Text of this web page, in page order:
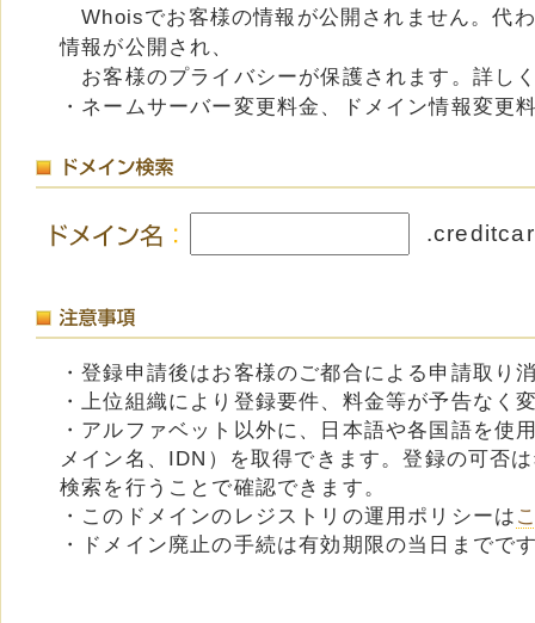
Whoisでお客様の情報が公開されません。代
情報が公開され、
お客様のプライバシーが保護されます。詳し
・ネームサーバー変更料金、ドメイン情報変更
・登録申請後はお客様のご都合による申請取り
・上位組織により登録要件、料金等が予告なく
・アルファベット以外に、日本語や各国語を使
メイン名、IDN）を取得できます。登録の可否
検索を行うことで確認できます。
・このドメインのレジストリの運用ポリシーは
・ドメイン廃止の手続は有効期限の当日までで